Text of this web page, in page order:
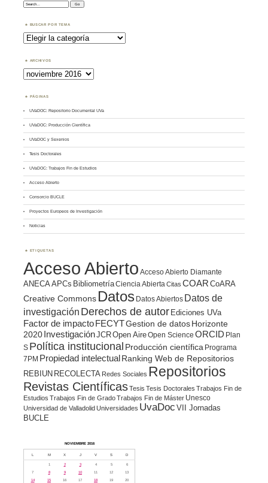
Search:
BUSCAR POR TEMA
Buscar
por
Tema
ARCHIVOS
Archivos
PÁGINAS
UVaDOC: Repositorio Documental UVa
UVaDOC: Producción Científica
UVaDOC y Sexenios
Tesis Doctorales
UVaDOC: Trabajos Fin de Estudios
Acceso Abierto
Consorcio BUCLE
Proyectos Europeos de Investigación
Noticias
ETIQUETAS
Acceso Abierto Acceso Abierto Diamante
ANECAAPCs BibliometríaCiencia Abierta Citas COAR CoARA
Creative Commons Datos Datos Abiertos Datos de
investigación Derechos de autor Ediciones UVa
Factor de impacto FECYTGestion de datosHorizonte
2020 InvestigaciónJCROpen AireOpen Science ORCID Plan
S Política institucional Producción científica Programa
7PM Propiedad intelectualRanking Web de Repositorios
REBIUN RECOLECTA Redes Sociales Repositorios
Revistas CientíficasTesis Tesis Doctorales Trabajos Fin de
Estudios Trabajos Fin de GradoTrabajos Fin de Máster Unesco
Universidad de ValladolidUniversidades UvaDoc VII Jornadas
BUCLE
NOVIEMBRE 2016
L M X J V S D
1 2 3 4 5
6
7
8 9 10 11 12
13
14
15 16 17 18 19
20